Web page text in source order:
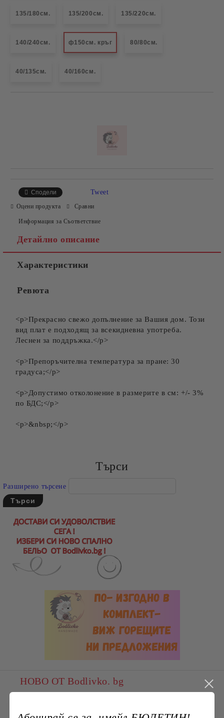
135/180см. 135/200см. 135/220см.
140/240см. ф150см. кръг 80/80см.
40/135см. 40/160см.
Сподели Tweet
Оцени продукта Сравни
Информация за Съответствие
Детайлно описание
Характеристики
Ревюта
<p>Прекрасно свежо допълнение за Вашия дом. Този
вид плат е подходящ за всекидневна употреба.
Леснен за поддръжка.</p>
<p>Препоръчителна температура за пране: 30
градуса;</p>
<p>Допустимо отколонение в размерите в см: +/- 3%
по БДС;</p>
<p>&nbsp;</p>
Търси
Разширено търсене
НОВО ОТ Bodlivko. bg